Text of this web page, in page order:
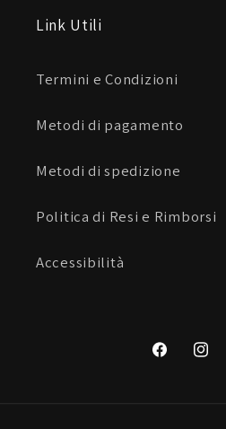
Link Utili
Termini e Condizioni
Metodi di pagamento
Metodi di spedizione
Politica di Resi e Rimborsi
Accessibilità
Facebook